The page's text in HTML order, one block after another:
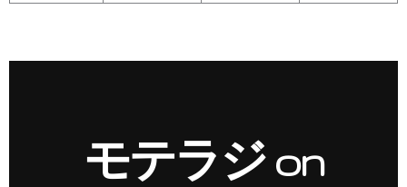
モテラジ on